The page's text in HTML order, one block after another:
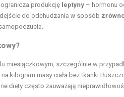
ogranicza produkcję leptyny – hormonu
do odchudzania w sposób
miesiączkowym, szczególnie w
na kilogram masy ciała bez tkanki
diety często zauważają